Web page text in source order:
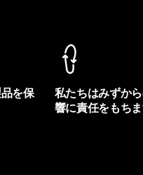
を保
私たちはみずか
響に責任をもちま